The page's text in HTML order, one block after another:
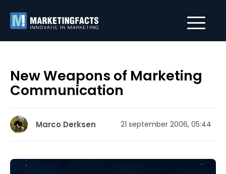
New Weapons of Marketing
Communication
Marco Derksen 21 september 2006, 05:44